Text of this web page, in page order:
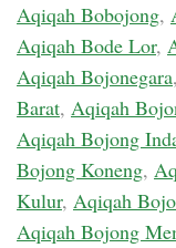
Aqiqah Bobojong,
Aqiqah Bode Lor,
Aqiqah Bojonegara,
Barat, Aqiqah
Aqiqah Bojong
Bojong Koneng,
Kulur, Aqiqah
Aqiqah Bojong